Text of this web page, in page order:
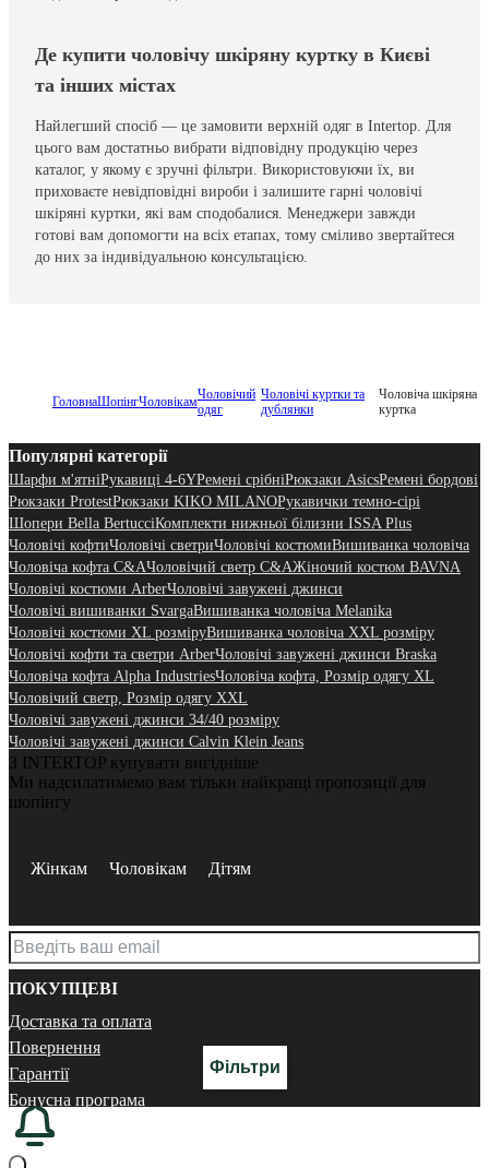
Де купити чоловічу шкіряну куртку в Києві
та інших містах
Найлегший спосіб — це замовити верхній одяг в Intertop. Для
цього вам достатньо вибрати відповідну продукцію через
каталог, у якому є зручні фільтри. Використовуючи їх, ви
приховаєте невідповідні вироби і залишите гарні чоловічі
шкіряні куртки, які вам сподобалися. Менеджери завжди
готові вам допомогти на всіх етапах, тому сміливо звертайтеся
до них за індивідуальною консультацією.
ГоловнаШопінгЧоловікамЧоловічий
одяг
Чоловічі куртки та
дублянки
Чоловіча шкіряна
куртка
Популярні категорії
Шарфи м'ятніРукавиці 4-6YРемені срібніРюкзаки AsicsРемені бордові
Рюкзаки ProtestРюкзаки KIKO MILANOРукавички темно-сірі
Шопери Bella BertucciКомплекти нижньої білизни ISSA Plus
Чоловічі кофтиЧоловічі светриЧоловічі костюмиВишиванка чоловіча
Чоловіча кофта C&AЧоловічий светр C&AЖіночий костюм BAVNA
Чоловічі костюми ArberЧоловічі завужені джинси
Чоловічі вишиванки SvargaВишиванка чоловіча Melanika
Чоловічі костюми XL розміруВишиванка чоловіча XXL розміру
Чоловічі кофти та светри ArberЧоловічі завужені джинси Braska
Чоловіча кофта Alpha IndustriesЧоловіча кофта, Розмір одягу XL
Чоловічий светр, Розмір одягу XXL
Чоловічі завужені джинси 34/40 розміру
Чоловічі завужені джинси Calvin Klein Jeans
Фільтри
З INTERTOP купувати вигідніше
Ми надсилатимемо вам тільки найкращі пропозиції для
шопінгу
Жінкам Чоловікам Дітям
ПОКУПЦЕВІ
Доставка та оплата
Повернення
Гарантії
Бонусна програма
Реферальна програма
Електронний куточок покупця